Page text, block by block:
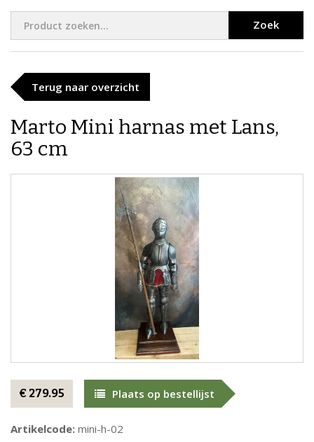
Zoek
Terug naar overzicht
​​Marto Mini harnas met Lans,
63 cm
€ 279.95 Plaats op bestellijst
Artikelcode: mini-h-02